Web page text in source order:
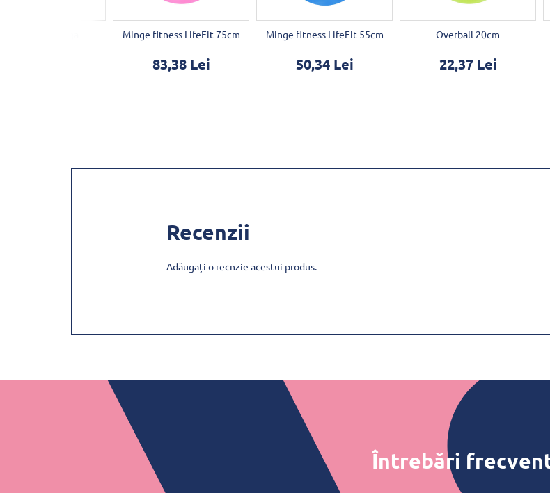
Minge fitness LifeFit 75cm
83,38 Lei
Minge fitness LifeFit 55cm
50,34 Lei
Overball 20cm
22,37 Lei
Recenzii
Adăugați o recnzie acestui produs.
Întrebări